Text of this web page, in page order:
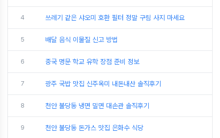
4 쓰레기 같은 샤오미 호환 필터 정말 구림 사지 마세요
5 배달 음식 이물질 신고 방법
6 중국 명문 학교 유학 장점 준비 정보
7 광주 국밥 맛집 신주옥미 내돈내산 솔직후기
8 천안 불당동 냉면 밀면 대손관 솔직후기
9 천안 불당동 돈가스 맛집 은화수 식당